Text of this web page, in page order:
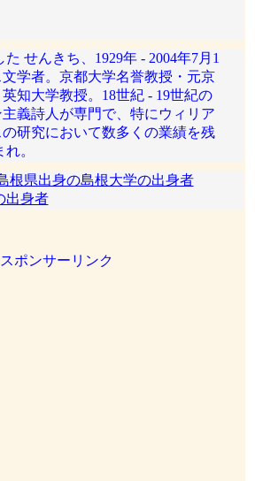
せんきち、1929年 - 2004年7月1
学者。京都大学名誉教授・元京
知大学教授。18世紀 - 19世紀の
義詩人が専門で、特にウィリア
研究において数多くの業績を残
。
根県出身の島根大学の出身者
出身者
スポンサーリンク